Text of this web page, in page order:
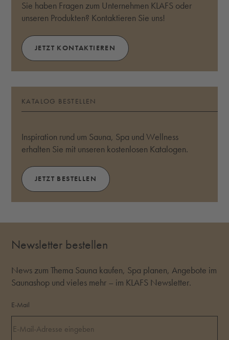
Sie haben Fragen zum Unternehmen KLAFS oder
unseren Produkten? Kontaktieren Sie uns!
JETZT KONTAKTIEREN
KATALOG BESTELLEN
Inspiration rund um Sauna, Spa und Wellness
erhalten Sie mit unseren kostenlosen Katalogen.
JETZT BESTELLEN
Newsletter bestellen
News zum Thema Sauna kaufen, Spa planen, Angebote im
Saunashop und vieles mehr – im KLAFS Newsletter.
E-Mail